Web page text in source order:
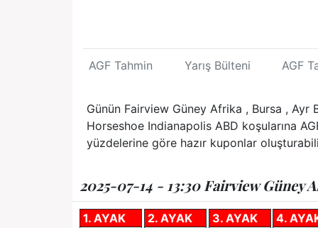
AGF Tahmin Yarış Bülteni AGF
Günün Fairview Güney Afrika , Bursa , Ayr
Horseshoe Indianapolis ABD koşularına
yüzdelerine göre hazır kuponlar
2025-07-14 - 13:30 Fairview Güney
1. AYAK
2. AYAK
3. AYAK
4.